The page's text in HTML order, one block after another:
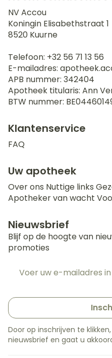
NV Accou
Koningin Elisabethstraat 1
8520 Kuurne
Telefoon: +32 56 71 13 56
E-mailadres:
APB nummer: 342404
Apotheek titularis: Ann
BTW nummer:
Klantenservice
FAQ
Uw apotheek
Over ons Nuttige links
Apotheker van wacht
Nieuwsbrief
Blijf op de hoogte van
promoties
Door op inschrijven te
nieuwsbrief en gaat u